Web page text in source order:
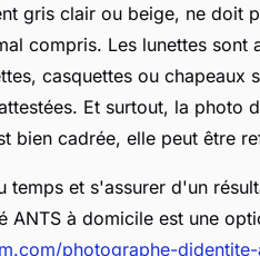
gris clair ou beige, ne doit
compris. Les lunettes sont
casquettes ou
Et surtout, la photo
bien cadrée, elle peut être
temps et s'assurer d'un
ANTS à domicile est une
photographe-